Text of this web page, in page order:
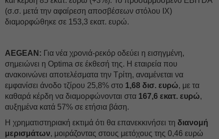
(σ.σ. μετά την αφαίρεση αποσβέσεων στόλου ΙΧ)
διαμορφώθηκε σε 153,3 εκατ. ευρώ.
AEGEAN: Για νέα χρονιά-ρεκόρ οδεύει η εισηγμένη,
σημειώνει η Optima σε έκθεσή της. Η εταιρεία που
ανακοινώνει αποτελέσματα την Τρίτη, αναμένεται να
εμφανίσει άνοδο τζίρου 25,8% στο 1,68 δισ. ευρώ, με τα
καθαρά κέρδη να διαμορφώνονται στα 167,6 εκατ. ευρώ,
αυξημένα κατά 57% σε ετήσια βάση.
Η χρηματιστηριακή εκτιμά ότι θα επανεκκινήσει τη διανομή
μερισμάτων, μοιράζοντας στους μετόχους της 0,46 ευρώ